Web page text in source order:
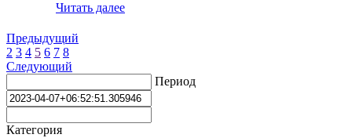
Читать далее
Предыдущий
2 3 4 5 6 7 8
Следующий
Период
Категория